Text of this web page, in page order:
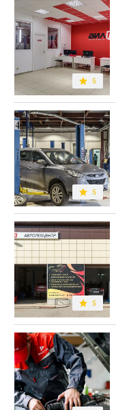
5
5
5